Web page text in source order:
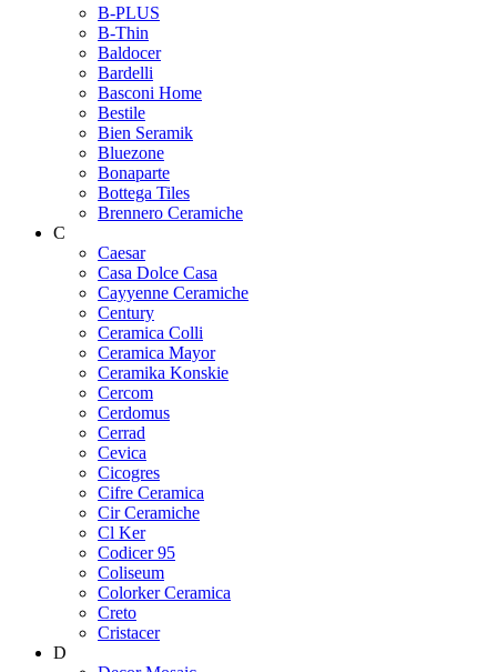
B-PLUS
B-Thin
Baldocer
Bardelli
Basconi Home
Bestile
Bien Seramik
Bluezone
Bonaparte
Bottega Tiles
Brennero Ceramiche
C
Caesar
Casa Dolce Casa
Cayyenne Ceramiche
Century
Ceramica Colli
Ceramica Mayor
Ceramika Konskie
Cercom
Cerdomus
Cerrad
Cevica
Cicogres
Cifre Ceramica
Cir Ceramiche
Cl Ker
Codicer 95
Coliseum
Colorker Ceramica
Creto
Cristacer
D